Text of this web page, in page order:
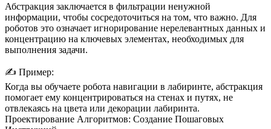
Абстракция заключается в фильтрации ненужной
информации, чтобы сосредоточиться на том, что важно. Для
роботов это означает игнорирование нерелевантных данных и
концентрацию на ключевых элементах, необходимых для
выполнения задачи.
✍️ Пример:
Когда вы обучаете робота навигации в лабиринте, абстракция
помогает ему концентрироваться на стенах и путях, не
отвлекаясь на цвета или декорации лабиринта.
Проектирование Алгоритмов: Создание Пошаговых